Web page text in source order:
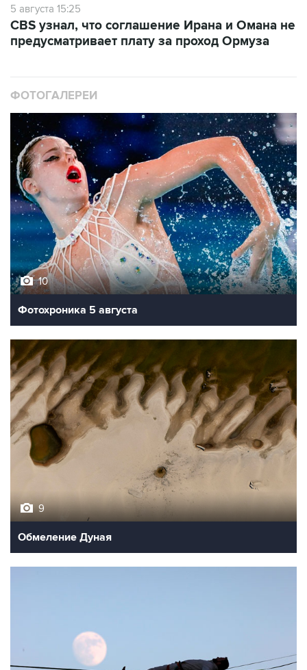
5 августа 15:25
CBS узнал, что соглашение Ирана и Омана не
предусматривает плату за проход Ормуза
ФОТОГАЛЕРЕИ
10
Фотохроника 5 августа
9
Обмеление Дуная